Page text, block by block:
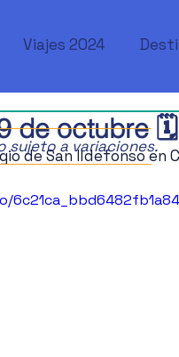
Viajes 2024
de octubre 🗓️
de San Ildefonso en
sujeto a variaciones.